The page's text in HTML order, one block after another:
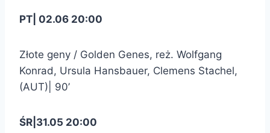
PT| 02.06 20:00
Złote geny / Golden Genes, reż. Wolfgang
Konrad, Ursula Hansbauer, Clemens Stachel,
(AUT)| 90’
ŚR|31.05 20:00